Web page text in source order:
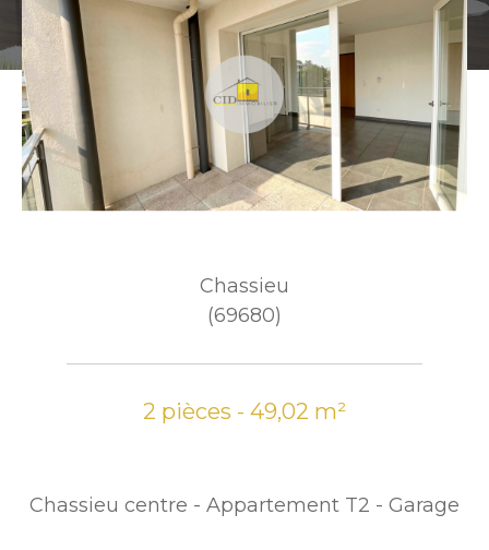
Chassieu
(69680)
2 pièces - 49,02 m²
Chassieu centre - Appartement T2 - Garage